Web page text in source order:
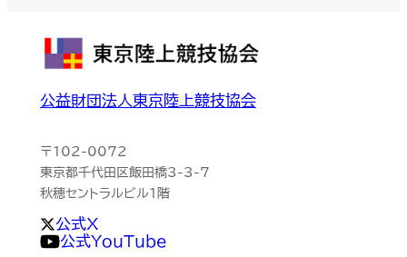
公益財団法人東京陸上競技協会
〒102-0072
東京都千代田区飯田橋3-3-7
秋穂セントラルビル1階
公式X
公式YouTube